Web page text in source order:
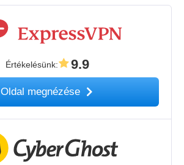
Értékelésünk: 9.9
Oldal megnézése